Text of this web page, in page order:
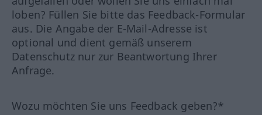
loben? Füllen Sie bitte das Feedback-Formular
aus. Die Angabe der E-Mail-Adresse ist
optional und dient gemäß unserem
Datenschutz nur zur Beantwortung Ihrer
Anfrage.
Wozu möchten Sie uns Feedback geben?*